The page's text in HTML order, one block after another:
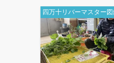
四万十リバーマスター